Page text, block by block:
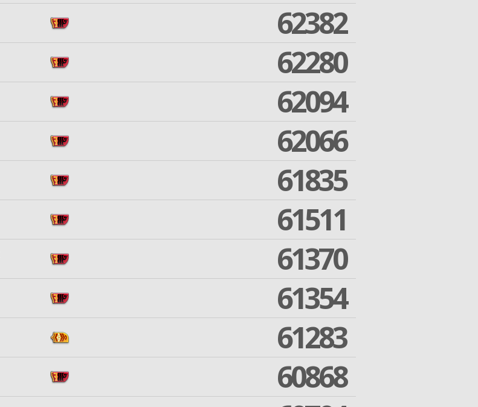
62382
62280
62094
62066
61835
61511
61370
61354
61283
60868